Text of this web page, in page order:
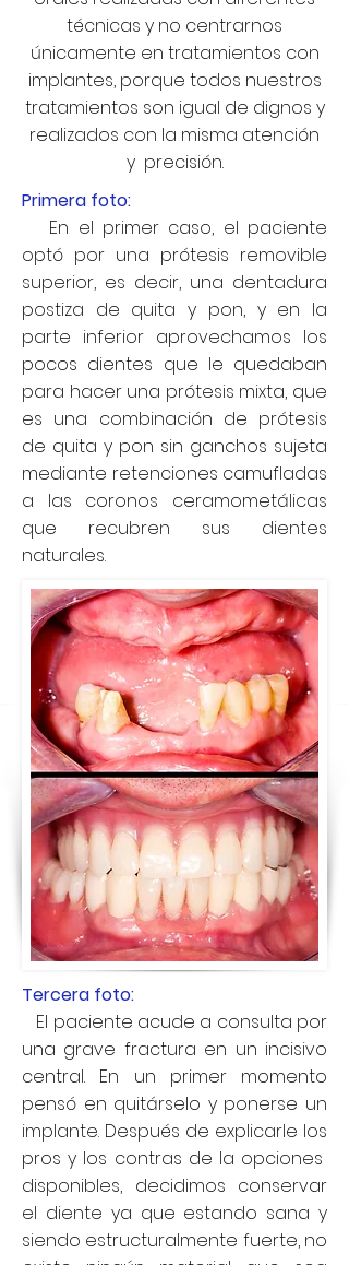
técnicas y no centrarnos
únicamente en tratamientos con
implantes, porque todos nuestros
tratamientos son igual de dignos y
realizados con la misma atención
y precisión.
Primera foto:
En el primer caso, el paciente
optó por una prótesis removible
superior, es decir, una dentadura
postiza de quita y pon, y en la
parte inferior aprovechamos los
pocos dientes que le quedaban
para hacer una prótesis mixta, que
es una combinación de prótesis
de quita y pon sin ganchos sujeta
mediante retenciones camufladas
a las coronos ceramometálicas
que recubren sus dientes
naturales.
Tercera foto:
El paciente acude a consulta por
una grave fractura en un incisivo
central. En un primer momento
pensó en quitárselo y ponerse un
implante. Después de explicarle los
pros y los contras de la opciones
disponibles, decidimos conservar
el diente ya que estando sana y
siendo estructuralmente fuerte, no